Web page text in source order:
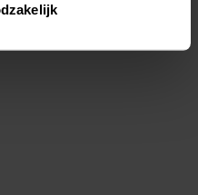
ook zelf instellen welke